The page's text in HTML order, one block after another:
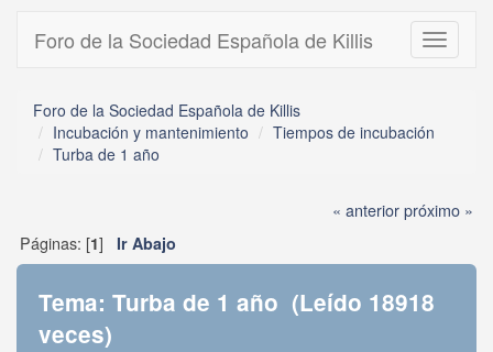
Toggle
Foro de la Sociedad Española de Killis
Foro de la Sociedad Española de Killis
Incubación y mantenimiento
Tiempos de incubación
Turba de 1 año
« anteriorpróximo »
Páginas: [1] Ir Abajo
Tema: Turba de 1 año (Leído 18918
veces)